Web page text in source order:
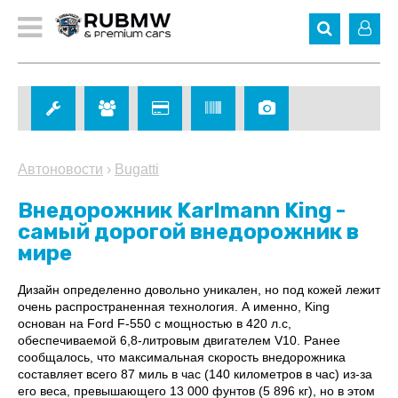
Автоновости › Bugatti
Внедорожник Karlmann King -
самый дорогой внедорожник в
мире
Дизайн определенно довольно уникален, но под кожей лежит
очень распространенная технология. А именно, King
основан на Ford F-550 с мощностью в 420 л.с,
обеспечиваемой 6,8-литровым двигателем V10. Ранее
сообщалось, что максимальная скорость внедорожника
составляет всего 87 миль в час (140 километров в час) из-за
его веса, превышающего 13 000 фунтов (5 896 кг), но в этом